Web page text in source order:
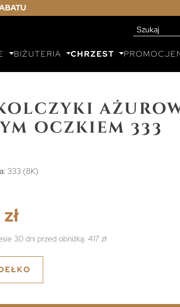
BIŻUTERIA CHRZEST PROMOCJE
oczkiem 333
333 (8K)
30 dni przed obniżką: 417 zł